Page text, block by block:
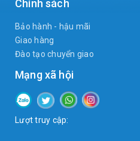
Chính sách
Bảo hành - hậu mãi
Giao hàng
Đào tạo chuyển giao
Mạng xã hội
Lượt truy cập: